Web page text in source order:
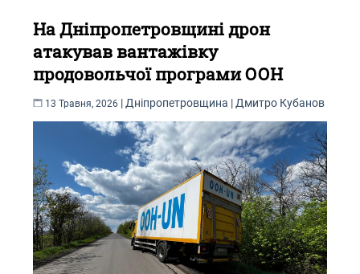
На Дніпропетровщині дрон
атакував вантажівку
продовольчої програми ООН
13 Травня, 2026 | Дніпропетровщина | Дмитро Кубанов